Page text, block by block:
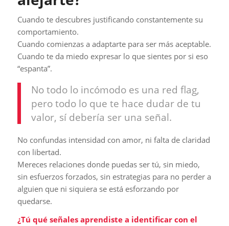
Cuando te descubres justificando constantemente su
comportamiento.
Cuando comienzas a adaptarte para ser más aceptable.
Cuando te da miedo expresar lo que sientes por si eso
“espanta”.
No todo lo incómodo es una red flag,
pero todo lo que te hace dudar de tu
valor, sí debería ser una señal.
No confundas intensidad con amor, ni falta de claridad
con libertad.
Mereces relaciones donde puedas ser tú, sin miedo,
sin esfuerzos forzados, sin estrategias para no perder a
alguien que ni siquiera se está esforzando por
quedarse.
¿Tú qué señales aprendiste a identificar con el